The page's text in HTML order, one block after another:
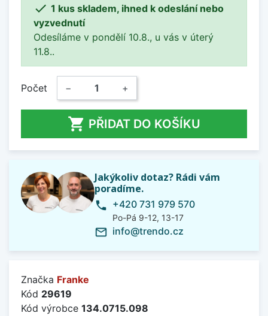
 1 kus skladem, ihned k odeslání nebo
vyzvednutí
Odesíláme v pondělí 10.8., u vás v úterý
11.8..
Počet − +
 PŘIDAT DO KOŠÍKU
Jakýkoliv dotaz? Rádi vám
poradíme.
phone +420 731 979 570
Po-Pá 9-12, 13-17
mail_outline info@trendo.cz
Značka Franke
Kód 29619
Kód výrobce 134.0715.098